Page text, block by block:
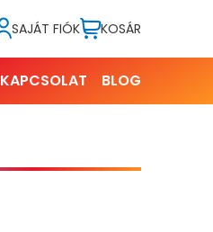
SAJÁT FIÓK KOSÁR
KAPCSOLAT
BLOG